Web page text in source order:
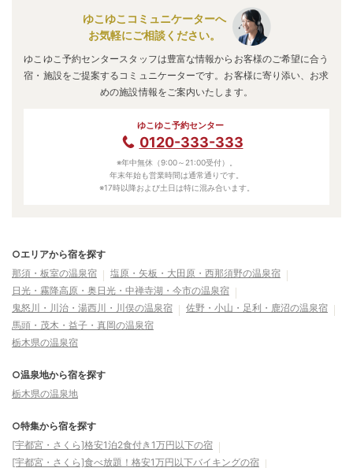
ゆこゆこコミュニケーターへ
お気軽にご相談ください。
ゆこゆこ予約センタースタッフは豊富な情報からお客様のご希望に合う
宿・施設をご提案するコミュニケーターです。お客様に寄り添い、お求
めの施設情報をご案内いたします。
ゆこゆこ予約センター
0120-333-333
※年中無休（9:00～21:00受付）。
年末年始も営業時間は通常通りです。
※17時以降および土日は特に混み合います。
○エリアから宿を探す
那須・板室の温泉宿
塩原・矢板・大田原・西那須野の温泉宿
日光・霧降高原・奥日光・中禅寺湖・今市の温泉宿
鬼怒川・川治・湯西川・川俣の温泉宿
佐野・小山・足利・鹿沼の温泉宿
馬頭・茂木・益子・真岡の温泉宿
栃木県の温泉宿
○温泉地から宿を探す
栃木県の温泉地
○特集から宿を探す
[宇都宮・さくら]格安1泊2食付き1万円以下の宿
[宇都宮・さくら]食べ放題！格安1万円以下バイキングの宿